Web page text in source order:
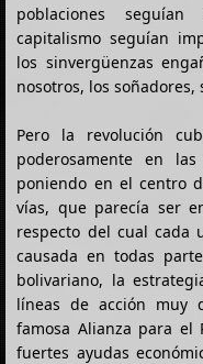
poblaciones
capitalismo seguían
los sinvergüenzas
nosotros, los soñadores,
Pero la revolución
poderosamente en
poniendo en el centro
vías, que parecía ser
respecto del cual cada
causada en todas
bolivariano, la
líneas de acción muy
famosa Alianza para el
fuertes ayudas